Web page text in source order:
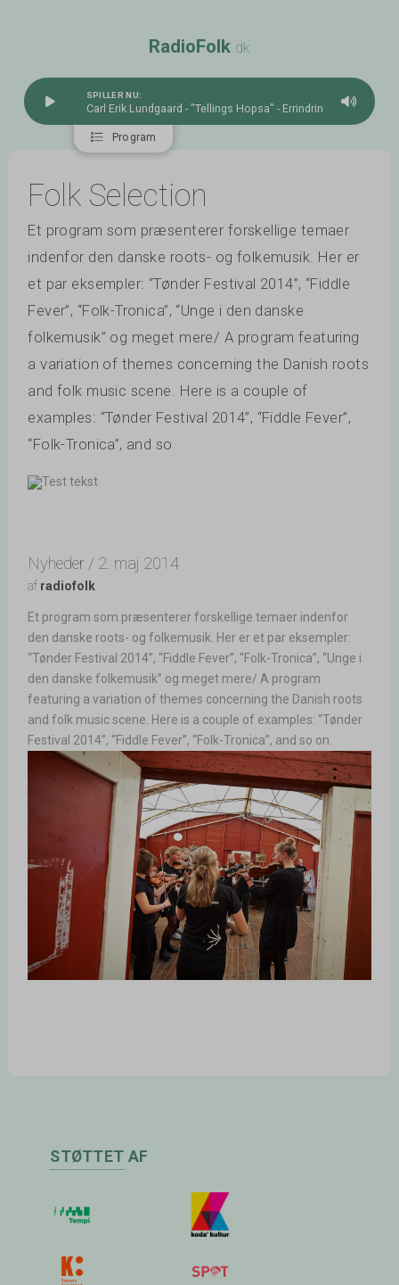
RadioFolk .dk
SPILLER NU:
Carl Erik Lundgaard - "Tellings Hopsa" - Errindring
Program
Folk Selection
Et program som præsenterer forskellige temaer
indenfor den danske roots- og folkemusik. Her er
et par eksempler: “Tønder Festival 2014”, “Fiddle
Fever”, “Folk-Tronica”, “Unge i den danske
folkemusik” og meget mere/ A program featuring
a variation of themes concerning the Danish roots
and folk music scene. Here is a couple of
examples: “Tønder Festival 2014”, “Fiddle Fever”,
“Folk-Tronica”, and so
Nyheder / 2. maj 2014
af radiofolk
Et program som præsenterer forskellige temaer indenfor
den danske roots- og folkemusik. Her er et par eksempler:
“Tønder Festival 2014”, “Fiddle Fever”, “Folk-Tronica”, “Unge i
den danske folkemusik” og meget mere/ A program
featuring a variation of themes concerning the Danish roots
and folk music scene. Here is a couple of examples: “Tønder
Festival 2014”, “Fiddle Fever”, “Folk-Tronica”, and so on.
STØTTET AF